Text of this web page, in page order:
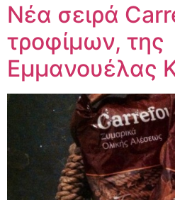
Νέα σειρά
τροφίμων, της
Εμμανουέλας